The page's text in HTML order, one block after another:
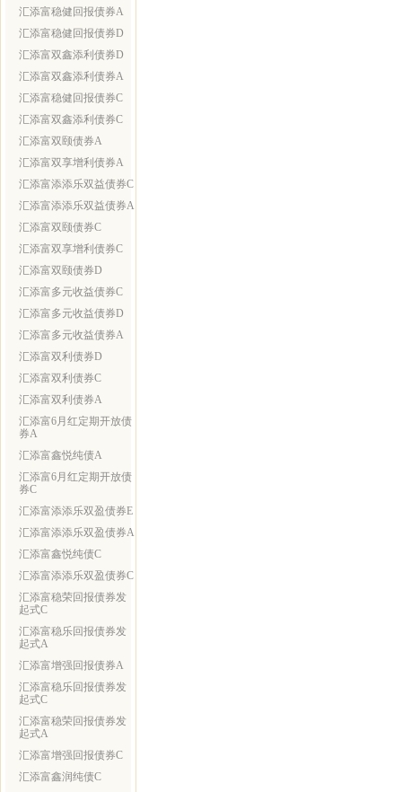
汇添富稳健回报债券A
汇添富稳健回报债券D
汇添富双鑫添利债券D
汇添富双鑫添利债券A
汇添富稳健回报债券C
汇添富双鑫添利债券C
汇添富双颐债券A
汇添富双享增利债券A
汇添富添添乐双益债券C
汇添富添添乐双益债券A
汇添富双颐债券C
汇添富双享增利债券C
汇添富双颐债券D
汇添富多元收益债券C
汇添富多元收益债券D
汇添富多元收益债券A
汇添富双利债券D
汇添富双利债券C
汇添富双利债券A
汇添富6月红定期开放债
券A
汇添富鑫悦纯债A
汇添富6月红定期开放债
券C
汇添富添添乐双盈债券E
汇添富添添乐双盈债券A
汇添富鑫悦纯债C
汇添富添添乐双盈债券C
汇添富稳荣回报债券发
起式C
汇添富稳乐回报债券发
起式A
汇添富增强回报债券A
汇添富稳乐回报债券发
起式C
汇添富稳荣回报债券发
起式A
汇添富增强回报债券C
汇添富鑫润纯债C